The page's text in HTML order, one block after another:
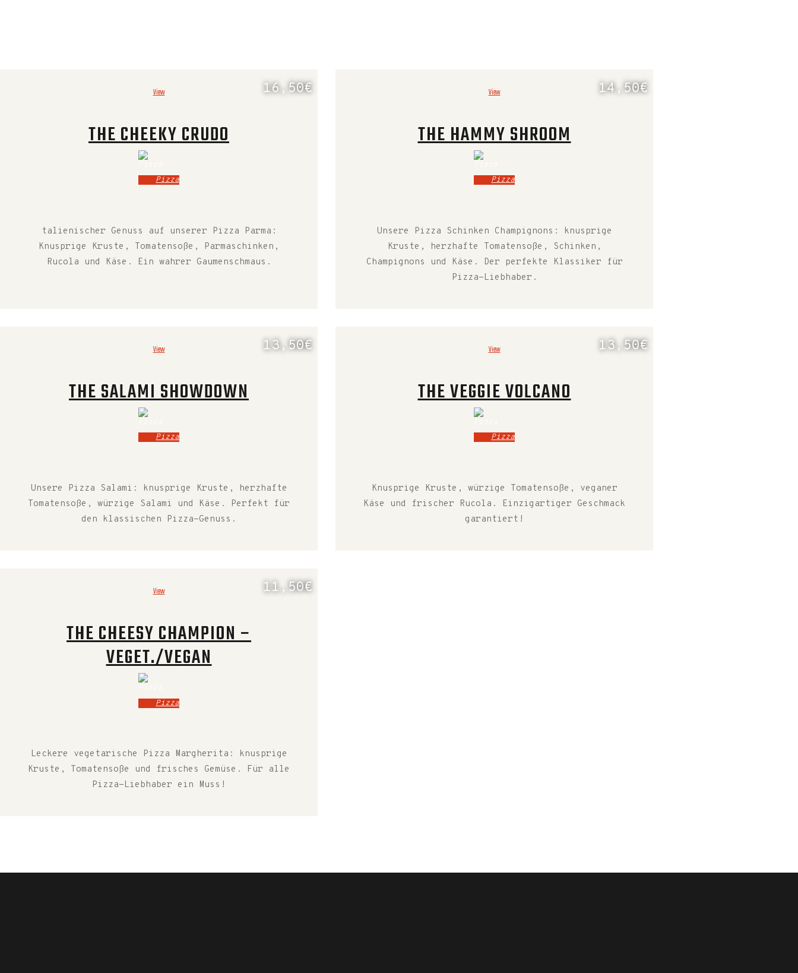
View 16,50€
THE CHEEKY CRUDO
Pizza
talienischer Genuss auf unserer Pizza Parma:
Knusprige Kruste, Tomatensoße, Parmaschinken,
Rucola und Käse. Ein wahrer Gaumenschmaus.
View 14,50€
THE HAMMY SHROOM
Pizza
Unsere Pizza Schinken Champignons: knusprige
Kruste, herzhafte Tomatensoße, Schinken,
Champignons und Käse. Der perfekte Klassiker für
Pizza-Liebhaber.
View 13,50€
THE SALAMI SHOWDOWN
Pizza
Unsere Pizza Salami: knusprige Kruste, herzhafte
Tomatensoße, würzige Salami und Käse. Perfekt für
den klassischen Pizza-Genuss.
View 13,50€
THE VEGGIE VOLCANO
Pizza
Knusprige Kruste, würzige Tomatensoße, veganer
Käse und frischer Rucola. Einzigartiger Geschmack
garantiert!
View 11,50€
THE CHEESY CHAMPION –
VEGET./VEGAN
Pizza
Leckere vegetarische Pizza Margherita: knusprige
Kruste, Tomatensoße und frisches Gemüse. Für alle
Pizza-Liebhaber ein Muss!